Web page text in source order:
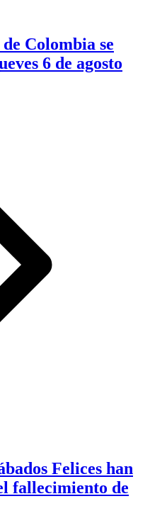
Colombia se
6 de agosto
Felices han
fallecimiento de